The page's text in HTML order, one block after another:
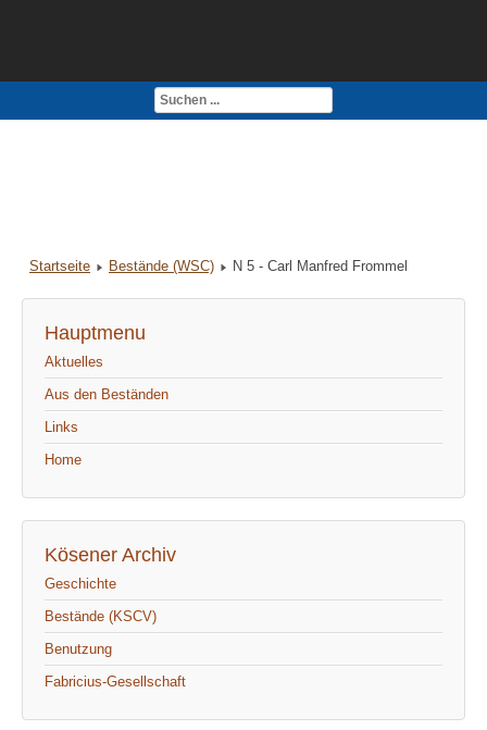
Impressum
Startseite Bestände (WSC) N 5 - Carl Manfred Frommel
Hauptmenu
Aktuelles
Aus den Beständen
Links
Home
Kösener Archiv
Geschichte
Bestände (KSCV)
Benutzung
Fabricius-Gesellschaft